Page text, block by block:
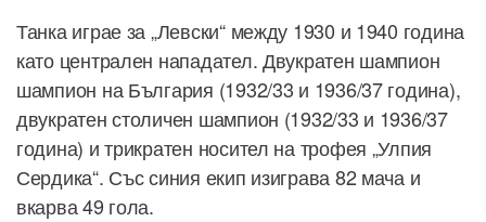
Танка играе за „Левски“ между 1930 и 1940 година
като централен нападател. Двукратен шампион
шампион на България (1932/33 и 1936/37 година),
двукратен столичен шампион (1932/33 и 1936/37
година) и трикратен носител на трофея „Улпия
Сердика“. Със синия екип изиграва 82 мача и
вкарва 49 гола.